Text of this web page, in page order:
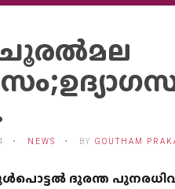
NEWS BY GOUTHAM
ദുരന്ത